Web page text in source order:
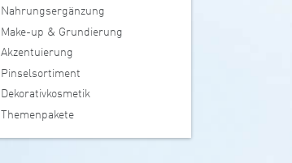
Nahrungsergänzung
Make-up & Grundierung
Akzentuierung
Pinselsortiment
Dekorativkosmetik
Themenpakete